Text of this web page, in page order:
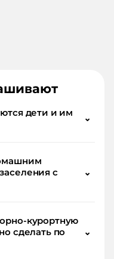
дети и им
⌄
с
⌄
курортную
сделать по
⌄